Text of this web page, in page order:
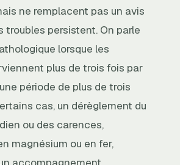
ne remplacent pas un avis
troubles persistent. On parle
lorsque les
plus de trois fois par
période de plus de trois
cas, un dérèglement du
ou des carences,
magnésium ou en fer,